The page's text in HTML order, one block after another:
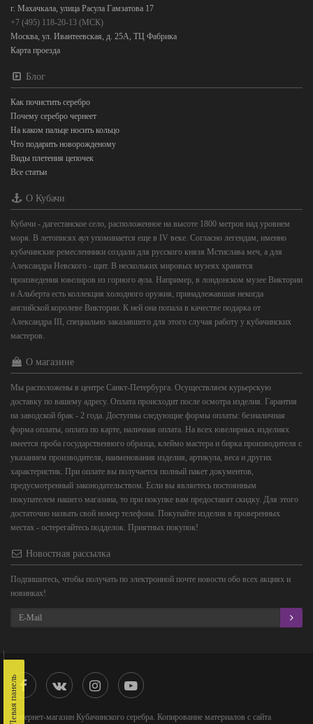
г. Махачкала, улица Расула Гамзатова 17
+7 (495) 118-20-13 (МСК)
Москва, ул. Ивантеевская, д. 25А, ТЦ Фабрика
Карта проезда
Блог
Как почистить серебро
Почему серебро чернеет
На каком пальце носить кольцо
Что подарить новорожденому
Виды плетения цепочек
Все статьи
О Кубачи
Кубачи - дагестанское село, расположенное на высоте 1800 метров над уровнем
моря. В летописях аул упоминается еще в IV веке. Согласно легендам, именно
кубачинские ремесленники создали для русского князя Мстислава меч, а для
Александра Невского - щит. В нескольких мировых музеях хранятся
произведения ювелиров из горного аула. Например, в лондонском музее Виктории
и Альберта есть коллекция холодного оружия, принадлежавшая некогда
английской королеве Виктории. К ней она попала в качестве подарка от
Александра III, специально заказавшего для этого случая работу у кубачинских
мастеров.
О магазине
Мы расположены в центре Санкт-Петербурга. Осуществляем курьерскую
доставку по вашему адресу. Оплата происходит после осмотра изделия. Гарантия
на заводской брак - 2 года. Доступны следующие формы оплаты: безналичная
форма оплаты, оплата по карте, наличная оплата. На всех ювелирных изделиях
имеется проба государственного образца, клеймо мастера и бирка производителя с
указанием производителя, наименования изделия, артикула, веса и других
характеристик. При оплате вы получается полный пакет документов,
предусмотренный законодательством. Если вы являетесь постоянным
покупателем нашего магазина, то при покупке вам предоставят скидку. Для этого
достаточно назвать свой номер телефона. Покупайте изделия в проверенных
местах - остерегайтесь подделок. Приятных покупок!
Новостная рассылка
Подпишитесь, чтобы получать по электронной почте новости обо всех акциях и
новинках!
Интернет-магазин Кубачинского серебра. Копирование материалов с сайта
Левая панель